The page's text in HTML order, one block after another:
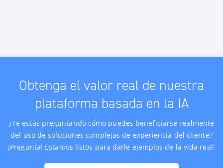
Obtenga el valor real de nuestra
plataforma basada en la IA
¿Te estás preguntando cómo puedes beneficiarse realmente
del uso de soluciones complejas de experiencia del cliente?
¡Pregunta! Estamos listos para darle ejemplos de la vida real!